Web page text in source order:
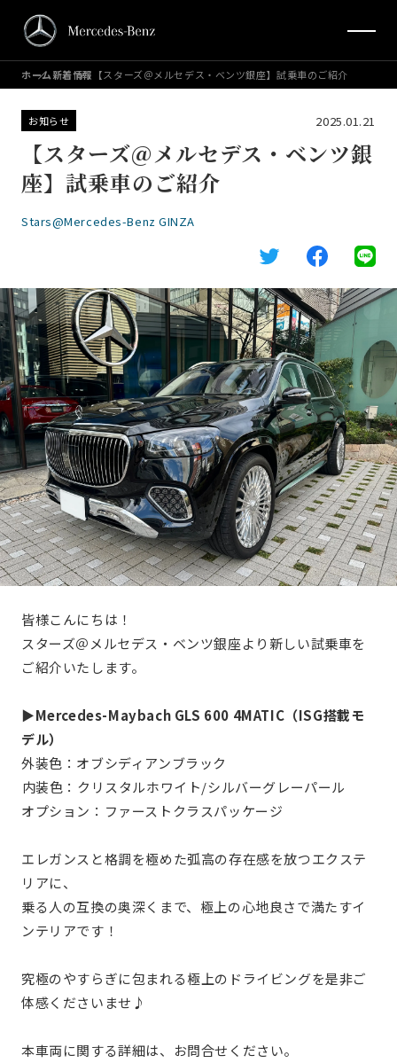
ホーム新着情報 【スターズ＠メルセデス・ベンツ銀座】試乗車のご紹介
お知らせ 2025.01.21
【スターズ＠メルセデス・ベンツ銀
座】試乗車のご紹介
Stars@Mercedes-Benz GINZA
皆様こんにちは！
スターズ＠メルセデス・ベンツ銀座より新しい試乗車を
ご紹介いたします。
▶Mercedes-Maybach GLS 600 4MATIC（ISG搭載モ
デル）
外装色：オブシディアンブラック
︎︎︎︎︎︎︎︎内装色：クリスタルホワイト/シルバーグレーパール
オプション：ファーストクラスパッケージ
エレガンスと格調を極めた弧高の存在感を放つエクステ
リアに、
乗る人の互換の奥深くまで、極上の心地良さで満たすイ
ンテリアです！
究極のやすらぎに包まれる極上のドライビングを是非ご
体感くださいませ♪
本車両に関する詳細は、お問合せください。